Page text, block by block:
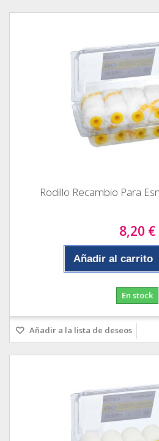
Rodillo Recambio Para
8,20 €
Añadir al carrito
En stock
Añadir a la lista de deseos